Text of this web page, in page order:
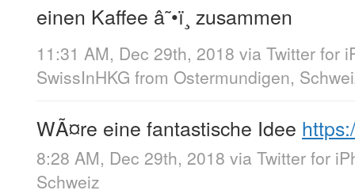
einen Kaffee â˜•ï¸ zusammen
11:31 AM, Dec 29th, 2018 via Twitter for
SwissInHKG from Ostermundigen,
WÃ¤re eine fantastische Idee
8:28 AM, Dec 29th, 2018 via Twitter for
Schweiz